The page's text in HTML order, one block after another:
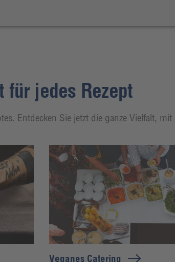
für jedes Rezept
Entdecken Sie jetzt die ganze Vielfalt,
Veganes Catering